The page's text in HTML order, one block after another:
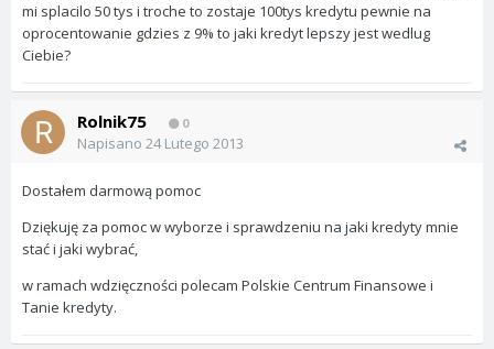
mi splacilo 50 tys i troche to zostaje 100tys kredytu pewnie na
oprocentowanie gdzies z 9% to jaki kredyt lepszy jest wedlug
Ciebie?
Rolnik75 0
Napisano 24 Lutego 2013
Dostałem darmową pomoc
Dziękuję za pomoc w wyborze i sprawdzeniu na jaki kredyty mnie
stać i jaki wybrać,
w ramach wdzięczności polecam Polskie Centrum Finansowe i
Tanie kredyty.